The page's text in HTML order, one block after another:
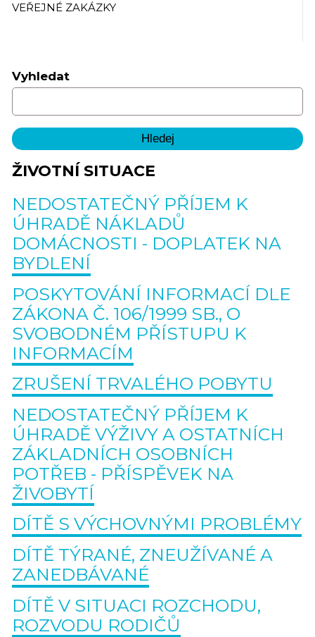
VEŘEJNÉ ZAKÁZKY
Vyhledat
ŽIVOTNÍ SITUACE
NEDOSTATEČNÝ PŘÍJEM K
ÚHRADĚ NÁKLADŮ
DOMÁCNOSTI - DOPLATEK NA
BYDLENÍ
POSKYTOVÁNÍ INFORMACÍ DLE
ZÁKONA Č. 106/1999 SB., O
SVOBODNÉM PŘÍSTUPU K
INFORMACÍM
ZRUŠENÍ TRVALÉHO POBYTU
NEDOSTATEČNÝ PŘÍJEM K
ÚHRADĚ VÝŽIVY A OSTATNÍCH
ZÁKLADNÍCH OSOBNÍCH
POTŘEB - PŘÍSPĚVEK NA
ŽIVOBYTÍ
DÍTĚ S VÝCHOVNÝMI PROBLÉMY
DÍTĚ TÝRANÉ, ZNEUŽÍVANÉ A
ZANEDBÁVANÉ
DÍTĚ V SITUACI ROZCHODU,
ROZVODU RODIČŮ